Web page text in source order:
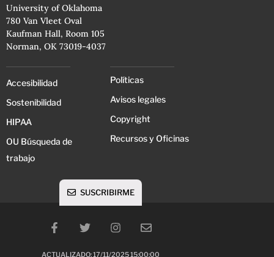
University of Oklahoma
780 Van Vleet Oval
Kaufman Hall, Room 105
Norman, OK 73019-4037
Accesibilidad
Sostenibilidad
HIPAA
OU Búsqueda de
trabajo
Políticas
Avisos legales
Copyright
Recursos y Oficinas
ACTUALIZADO: 17/11/2025 15:00:00
SUSCRIBIRME